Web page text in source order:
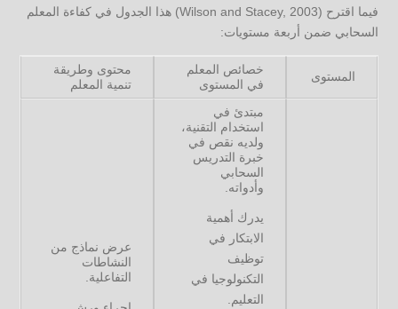
فيما اقترح (Wilson and Stacey, 2003) هذا الجدول في كفاءة المعلم
السحابي ضمن أربعة مستويات:
المستوى
خصائص المعلم
في المستوى
محتوى وطريقة
تنمية المعلم
مبتدئ في
استخدام التقنية،
ولديه نقص في
خبرة التدريس
السحابي
وأدواته.
يدرك أهمية
الابتكار في
توظيف
التكنولوجيا في
التعليم.
عرض نماذج من
النشاطات
التفاعلية.